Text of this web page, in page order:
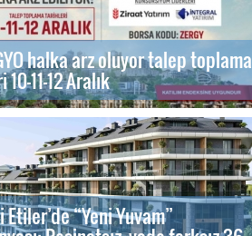
halka arz oluyor talep toplama
11-12 Aralık
“Yeni Yuvam”